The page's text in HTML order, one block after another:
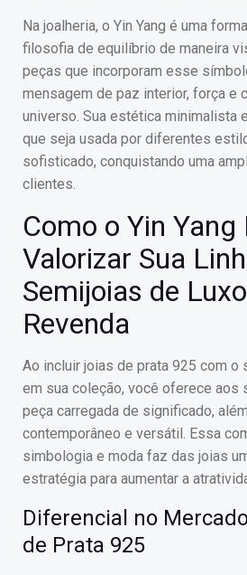
Na joalheria, o Yin Yang é uma
filosofia de equilíbrio de maneira
peças que incorporam esse
mensagem de paz interior, força e
universo. Sua estética minimalista
que seja usada por diferentes
sofisticado, conquistando uma
clientes.
Como o Yin Yang
Valorizar Sua
Semijoias de
Revenda
Ao incluir joias de prata 925 com o
em sua coleção, você oferece aos
peça carregada de significado,
contemporâneo e versátil. Essa
simbologia e moda faz das joias
estratégia para aumentar a
Diferencial no
de Prata 925